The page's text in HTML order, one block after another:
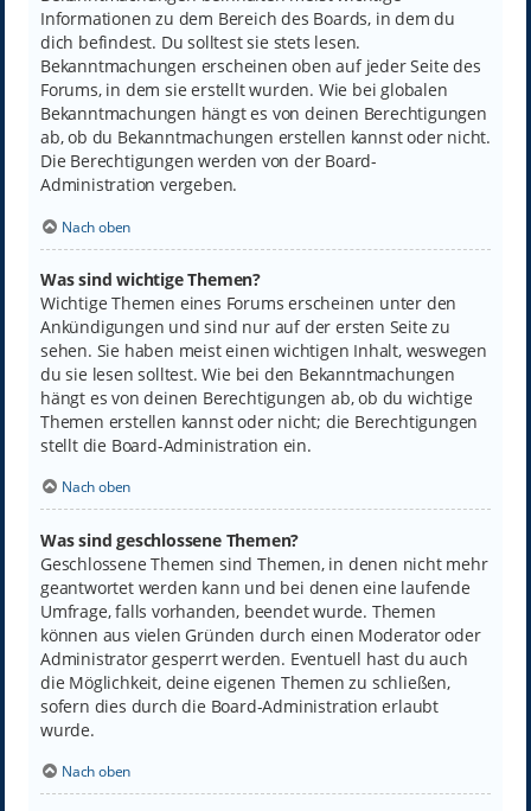
Informationen zu dem Bereich des Boards, in dem du
dich befindest. Du solltest sie stets lesen.
Bekanntmachungen erscheinen oben auf jeder Seite des
Forums, in dem sie erstellt wurden. Wie bei globalen
Bekanntmachungen hängt es von deinen Berechtigungen
ab, ob du Bekanntmachungen erstellen kannst oder nicht.
Die Berechtigungen werden von der Board-
Administration vergeben.
Nach oben
Was sind wichtige Themen?
Wichtige Themen eines Forums erscheinen unter den
Ankündigungen und sind nur auf der ersten Seite zu
sehen. Sie haben meist einen wichtigen Inhalt, weswegen
du sie lesen solltest. Wie bei den Bekanntmachungen
hängt es von deinen Berechtigungen ab, ob du wichtige
Themen erstellen kannst oder nicht; die Berechtigungen
stellt die Board-Administration ein.
Nach oben
Was sind geschlossene Themen?
Geschlossene Themen sind Themen, in denen nicht mehr
geantwortet werden kann und bei denen eine laufende
Umfrage, falls vorhanden, beendet wurde. Themen
können aus vielen Gründen durch einen Moderator oder
Administrator gesperrt werden. Eventuell hast du auch
die Möglichkeit, deine eigenen Themen zu schließen,
sofern dies durch die Board-Administration erlaubt
wurde.
Nach oben